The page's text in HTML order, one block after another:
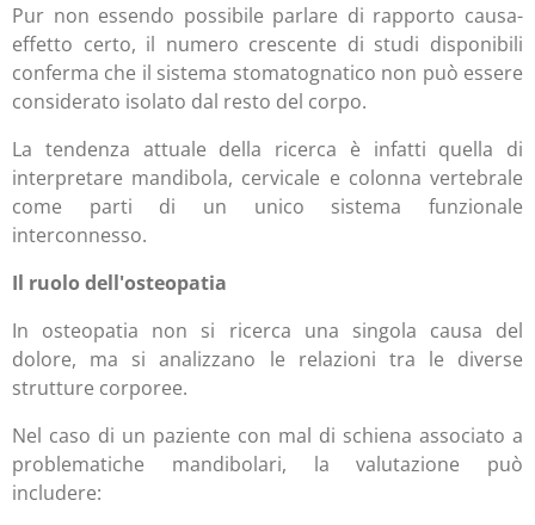
Pur non essendo possibile parlare di rapporto causa-
effetto certo, il numero crescente di studi disponibili
conferma che il sistema stomatognatico non può essere
considerato isolato dal resto del corpo.
La tendenza attuale della ricerca è infatti quella di
interpretare mandibola, cervicale e colonna vertebrale
come parti di un unico sistema funzionale
interconnesso.
Il ruolo dell'osteopatia
In osteopatia non si ricerca una singola causa del
dolore, ma si analizzano le relazioni tra le diverse
strutture corporee.
Nel caso di un paziente con mal di schiena associato a
problematiche mandibolari, la valutazione può
includere: